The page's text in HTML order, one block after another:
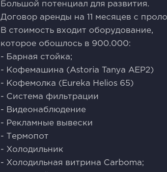
Большой потенциал для развития.
Договор аренды на 11 месяцев с
В стоимость входит оборудование,
которое обошлось в 900.000:
- Барная стойка;
- Кофемашина (Astoria Tanya AEP2)
- Кофемолка (Eureka Helios 65)
- Система фильтрации
- Видеонаблюдение
- Рекламные вывески
- Термопот
- Холодильник
- Холодильная витрина Carboma;